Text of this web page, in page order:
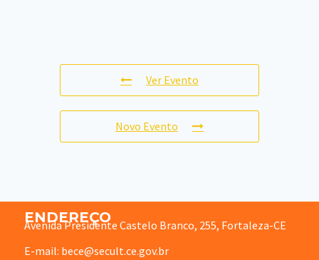
Ver Evento
Novo Evento
ENDEREÇO
Avenida Presidente Castelo Branco, 255, Fortaleza-CE
E-mail: bece@secult.ce.gov.br